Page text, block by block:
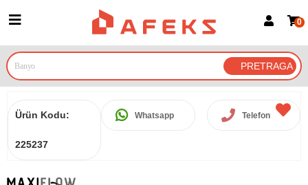
Prijava za članove
Prijavite se Google nalogom
0
Ürün Kodu:
225237
Whatsapp Telefon